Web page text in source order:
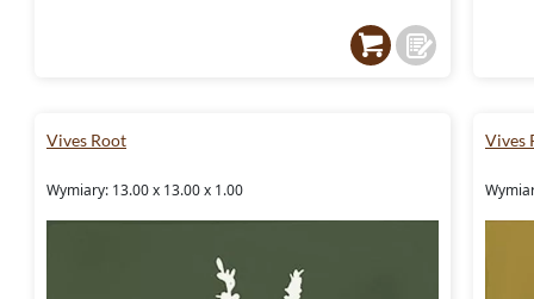
Vives Root
Wymiary: 13.00 x 13.00 x 1.00
Vives